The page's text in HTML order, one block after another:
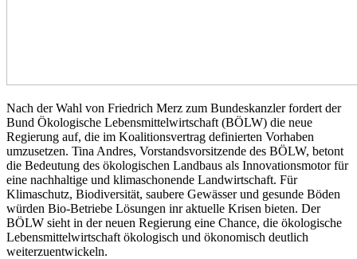
Nach der Wahl von Friedrich Merz zum Bundeskanzler fordert der
Bund Ökologische Lebensmittelwirtschaft (BÖLW) die neue
Regierung auf, die im Koalitionsvertrag definierten Vorhaben
umzusetzen. Tina Andres, Vorstandsvorsitzende des BÖLW, betont
die Bedeutung des ökologischen Landbaus als Innovationsmotor für
eine nachhaltige und klimaschonende Landwirtschaft. Für
Klimaschutz, Biodiversität, saubere Gewässer und gesunde Böden
würden Bio-Betriebe Lösungen inr aktuelle Krisen bieten. Der
BÖLW sieht in der neuen Regierung eine Chance, die ökologische
Lebensmittelwirtschaft ökologisch und ökonomisch deutlich
weiterzuentwickeln.